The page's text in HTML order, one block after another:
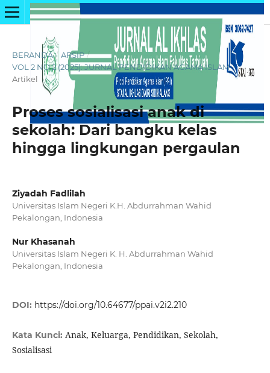
BERANDA / ARSIP /
VOL 2 NO 2 (2025): JURNAL PENDIDIKAN AGAMA ISLAM /
Artikel
Proses sosialisasi anak di
sekolah: Dari bangku kelas
hingga lingkungan pergaulan
Ziyadah Fadlilah
Universitas Islam Negeri K.H. Abdurrahman Wahid
Pekalongan, Indonesia
Nur Khasanah
Universitas Islam Negeri K. H. Abdurrahman Wahid
Pekalongan, Indonesia
DOI: https://doi.org/10.64677/ppai.v2i2.210
Kata Kunci: Anak, Keluarga, Pendidikan, Sekolah,
Sosialisasi